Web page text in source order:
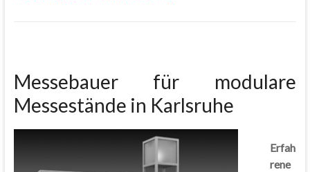
Messebauer für modulare
Messestände in Karlsruhe
Erfah
rene